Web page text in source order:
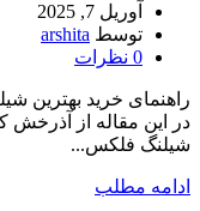
آوریل 7, 2025
توسط arshita
0 نظرات
راهنمای خرید بهترین
در این مقاله از آذرخش
شیلنگ فلکس...
ادامه مطلب